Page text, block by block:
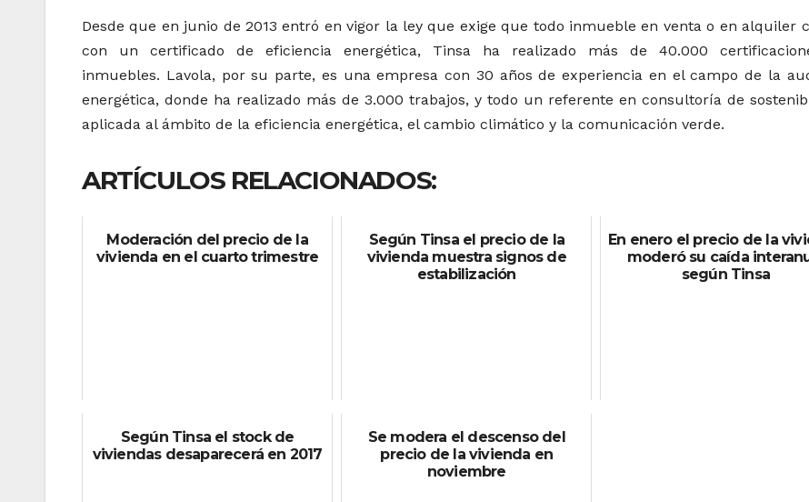
Desde que en junio de 2013 entró en vigor la ley que exige que todo inmueble en venta o en alquiler
con un certificado de eficiencia energética, Tinsa ha realizado más de 40.000
inmuebles. Lavola, por su parte, es una empresa con 30 años de experiencia en el campo de la
energética, donde ha realizado más de 3.000 trabajos, y todo un referente en consultoría de
aplicada al ámbito de la eficiencia energética, el cambio climático y la comunicación verde.
ARTÍCULOS RELACIONADOS:
Moderación del precio de la
vivienda en el cuarto trimestre
Según Tinsa el precio de la
vivienda muestra signos de
estabilización
En enero el precio de la
moderó su caída
según Tinsa
Según Tinsa el stock de
viviendas desaparecerá en 2017
Se modera el descenso del
precio de la vivienda en
noviembre